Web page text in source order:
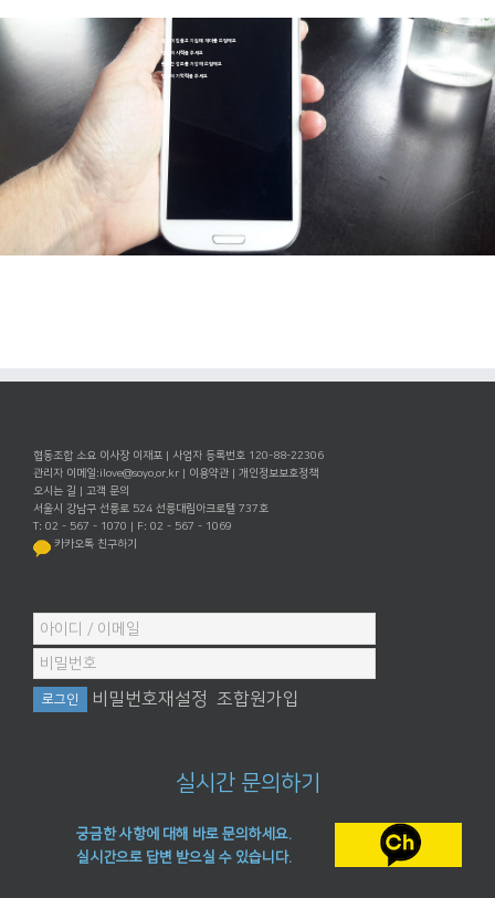
당신이 힘들고 지칠때 재미를 드릴께요
당신의 시력을 주세요
중요한 정보를 저장해 드릴께요
당신의 기억력을 주세요
협동조합 소요 이사장 이재포 | 사업자 등록번호 120-88-22306
관리자 이메일:ilove@soyo.or.kr | 이용약관 | 개인정보보호정책
오시는 길 | 고객 문의
서울시 강남구 선릉로 524 선릉대림아크로텔 737호
T: 02 - 567 - 1070 | F: 02 - 567 - 1069
카카오톡 친구하기
비밀번호재설정 조합원가입
실시간 문의하기
궁금한 사항에 대해 바로 문의하세요.
실시간으로 답변 받으실 수 있습니다.